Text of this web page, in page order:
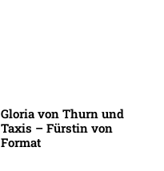
Gloria von Thurn und
Taxis – Fürstin von
Format